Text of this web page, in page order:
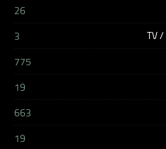
26
3
775
19
663
19